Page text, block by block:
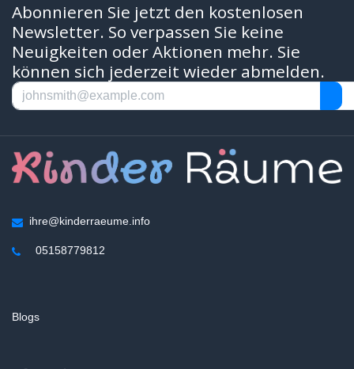
Abonnieren Sie jetzt den kostenlosen
Newsletter. So verpassen Sie keine
Neuigkeiten oder Aktionen mehr. Sie
können sich jederzeit wieder abmelden.
ihre@kinderraeume.info
05158779812
Blogs